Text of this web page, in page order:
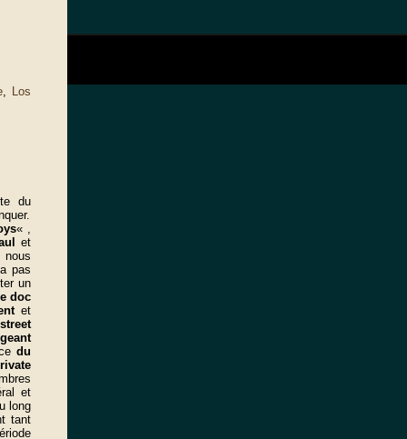
, Los
du
« ,
et
pas
un
le doc
et
du
et
long
tant